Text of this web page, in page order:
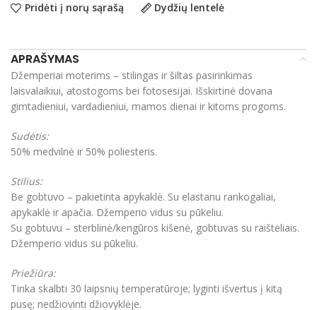
Pridėti į norų sąrašą Dydžių lentelė
APRAŠYMAS
Džemperiai moterims – stilingas ir šiltas pasirinkimas
laisvalaikiui, atostogoms bei fotosesijai. Išskirtinė dovana
gimtadieniui, vardadieniui, mamos dienai ir kitoms progoms.
Sudėtis:
50% medvilnė ir 50% poliesteris.
Stilius:
Be gobtuvo – pakietinta apykaklė. Su elastanu rankogaliai,
apykaklė ir apačia. Džemperio vidus su pūkeliu.
Su gobtuvu – sterblinė/kengūros kišenė, gobtuvas su raišteliais.
Džemperio vidus su pūkeliu.
Priežiūra:
Tinka skalbti 30 laipsnių temperatūroje; lyginti išvertus į kitą
pusę; nedžiovinti džiovyklėje.